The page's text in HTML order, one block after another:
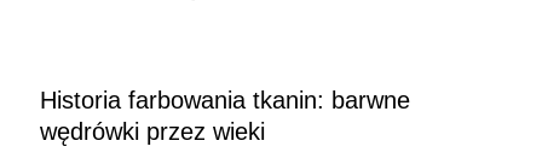
Historia farbowania tkanin: barwne
wędrówki przez wieki